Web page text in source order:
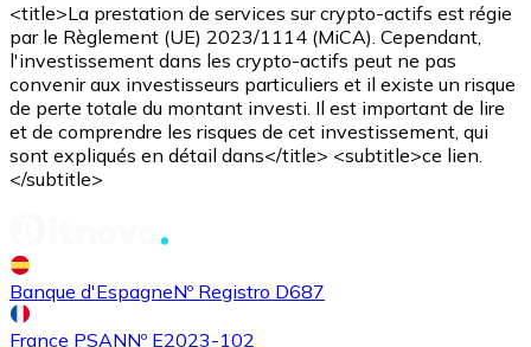
Acheter avec virement bancaire
Carte de crédit / débit
Utilisez les cartes Visa et Mastercard pour acheter
Acheter avec carte
Boutique - Cartes
<title>La prestation de services sur crypto-actifs est régie
par le Règlement (UE) 2023/1114 (MiCA). Cependant,
l'investissement dans les crypto-actifs peut ne pas
convenir aux investisseurs particuliers et il existe un risque
de perte totale du montant investi. Il est important de lire
et de comprendre les risques de cet investissement, qui
sont expliqués en détail dans</title> <subtitle>ce lien.
</subtitle>
Banque d'EspagneNº Registro D687
France PSANNº E2023-102